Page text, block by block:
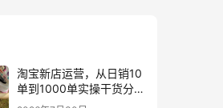
淘宝新店运营，从日销10
单到1000单实操干货分
享！